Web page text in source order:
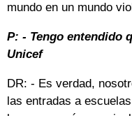
mundo en un mundo
P: - Tengo entendido
Unicef
DR: - Es verdad,
las entradas a